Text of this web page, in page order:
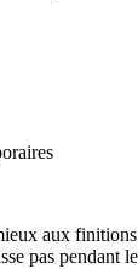
aux
pas pendant